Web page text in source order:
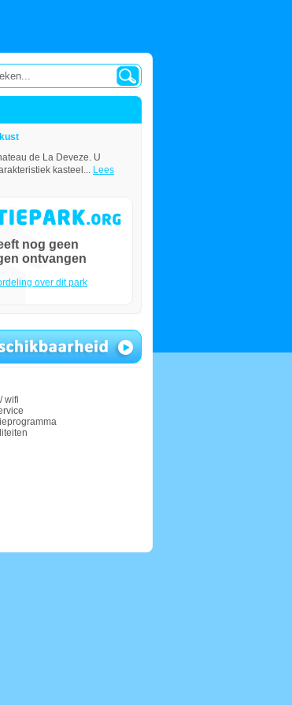
de La Deveze. U
kasteel... Lees
nog geen
ontvangen
over dit park
wifi